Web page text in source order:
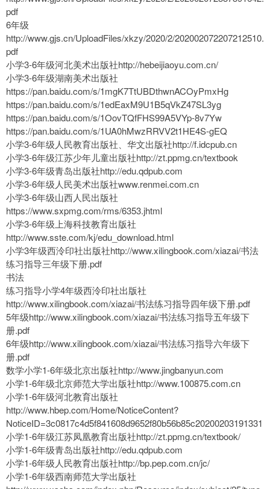
pdf
6年级
http://www.gjs.cn/UploadFiles/xkzy/2020/2/202002072207212510.
pdf
小学3-6年级河北美术出版社http://hebeijiaoyu.com.cn/
小学3-6年级湖南美术出版社
https://pan.baidu.com/s/1mgK7TtUBDthwnACOyPmxHg
https://pan.baidu.com/s/1edEaxM9U1B5qVkZ47SL3yg
https://pan.baidu.com/s/1OovTQfFHS99A5VYp-8v7Yw
https://pan.baidu.com/s/1UA0hMwzRRVV2t1HE4S-gEQ
小学3-6年级人民教育出版社、华文出版社http://f.idcpub.cn
小学3-6年级江苏少年儿童出版社http://zt.ppmg.cn/textbook
小学3-6年级青岛出版社http://edu.qdpub.com
小学3-6年级人民美术出版社www.renmei.com.cn
小学3-6年级山西人民出版社
https://www.sxpmg.com/rms/6353.jhtml
小学3-6年级上海科技教育出版社
http://www.sste.com/kj/edu_download.html
小学3年级西泠印社出版社http://www.xilingbook.com/xiazai/书法
练习指导三年级下册.pdf
书法
练习指导小学4年级西泠印社出版社
http://www.xilingbook.com/xiazai/书法练习指导四年级下册.pdf
5年级http://www.xilingbook.com/xiazai/书法练习指导五年级下
册.pdf
6年级http://www.xilingbook.com/xiazai/书法练习指导六年级下
册.pdf
数学小学1-6年级北京出版社http://www.jingbanyun.com
小学1-6年级北京师范大学出版社http://www.100875.com.cn
小学1-6年级河北教育出版社
http://www.hbep.com/Home/NoticeContent?
NoticeID=3c0817c4d5f841608d9652f80b56b85c20200203191331
小学1-6年级江苏凤凰教育出版社http://zt.ppmg.cn/textbook/
小学1-6年级青岛出版社http://edu.qdpub.com
小学1-6年级人民教育出版社http://bp.pep.com.cn/jc/
小学1-6年级西南师范大学出版社